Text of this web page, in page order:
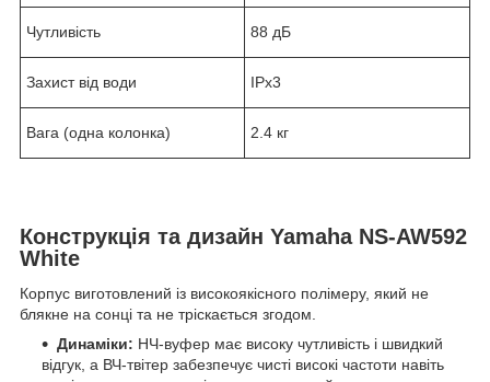
Чутливість 88 дБ
Захист від води IPx3
Вага (одна колонка) 2.4 кг
Конструкція та дизайн Yamaha NS-AW592
White
Корпус виготовлений із високоякісного полімеру, який не
блякне на сонці та не тріскається згодом.
Динаміки: НЧ-вуфер має високу чутливість і швидкий
відгук, а ВЧ-твітер забезпечує чисті високі частоти навіть